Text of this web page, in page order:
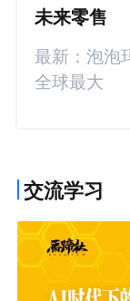
未来零售
最新：泡泡
全球最大
交流学习